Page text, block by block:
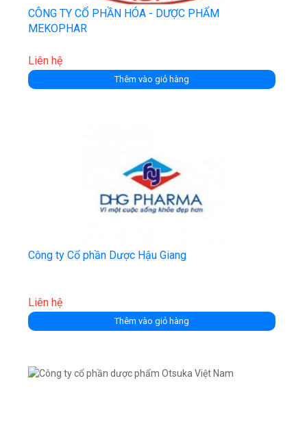
CÔNG TY CỔ PHẦN HÓA - DƯỢC PHẨM
MEKOPHAR
Liên hệ
Thêm vào giỏ hàng
Công ty Cổ phần Dược Hậu Giang
Liên hệ
Thêm vào giỏ hàng